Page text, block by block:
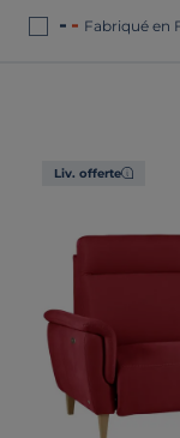
Fabriqué en
Liv. offerte